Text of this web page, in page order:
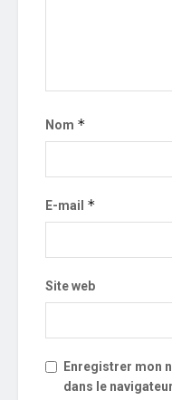
Nom *
E-mail *
Site web
Enregistrer mon
dans le